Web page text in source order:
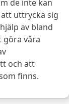
de inte kan
uttrycka sig
av bland
göra våra
och att
finns.